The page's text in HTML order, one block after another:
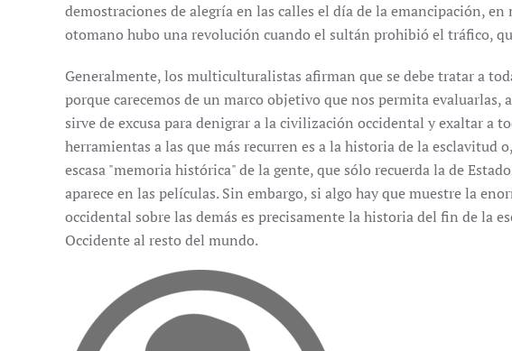
demostraciones de alegría en las calles el día de la emancipación,
otomano hubo una revolución cuando el sultán prohibió el tráfico,
Generalmente, los multiculturalistas afirman que se debe tratar a
porque carecemos de un marco objetivo que nos permita evaluarlas,
sirve de excusa para denigrar a la civilización occidental y exaltar a
herramientas a las que más recurren es a la historia de la esclavitud
escasa "memoria histórica" de la gente, que sólo recuerda la de
aparece en las películas. Sin embargo, si algo hay que muestre la
occidental sobre las demás es precisamente la historia del fin de la
Occidente al resto del mundo.